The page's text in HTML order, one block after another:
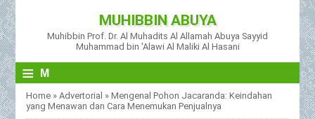
MUHIBBIN ABUYA
Muhibbin Prof. Dr. Al Muhadits Al Allamah Abuya Sayyid
Muhammad bin 'Alawi Al Maliki Al Hasani
≡ M
Home »Advertorial »Mengenal Pohon Jacaranda: Keindahan
yang Menawan dan Cara Menemukan Penjualnya